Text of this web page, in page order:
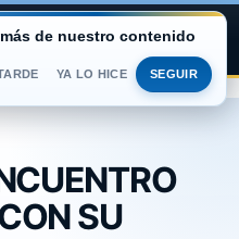
PORTAL
SU
de nuestro contenido
YA LO HICE SEGUIR